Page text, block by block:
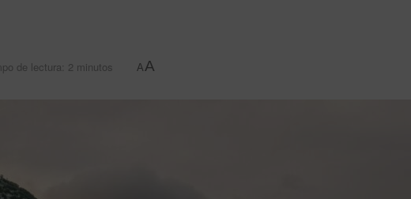
de lectura: 2 minutos AA